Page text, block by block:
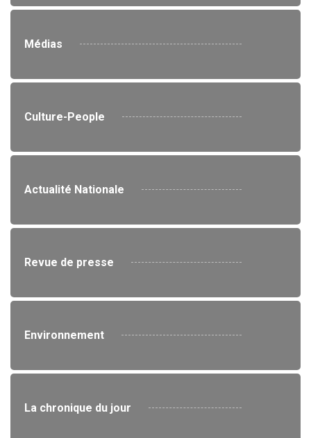
Médias
Culture-People
Actualité Nationale
Revue de presse
Environnement
La chronique du jour